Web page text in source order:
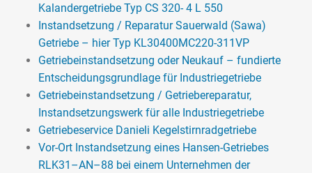
Kalandergetriebe Typ CS 320- 4 L 550
Instandsetzung / Reparatur Sauerwald (Sawa)
Getriebe – hier Typ KL30400MC220-311VP
Getriebeinstandsetzung oder Neukauf – fundierte
Entscheidungsgrundlage für Industriegetriebe
Getriebeinstandsetzung / Getriebereparatur,
Instandsetzungswerk für alle Industriegetriebe
Getriebeservice Danieli Kegelstirnradgetriebe
Vor-Ort Instandsetzung eines Hansen-Getriebes
RLK31–AN–88 bei einem Unternehmen der